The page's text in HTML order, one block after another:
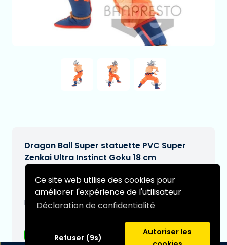
Ce site web utilise des cookies pour
améliorer l'expérience de l'utilisateur
Déclaration de confidentialité
Refuser (9s)
Autoriser les
Dragon Ball Super statuette PVC Super
Zenkai Ultra Instinct Goku 18 cm
€32,95 [Sous réserve de modifications]
Date de livraison prévue:
N/A
Type:
Figurines d'anime